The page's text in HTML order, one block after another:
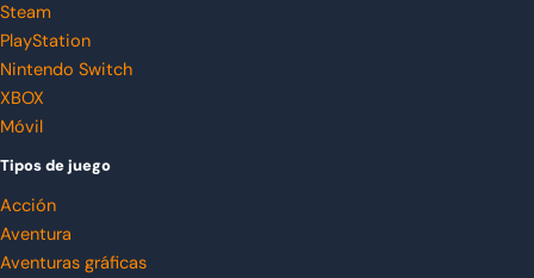
Steam
PlayStation
Nintendo Switch
XBOX
Móvil
Tipos de juego
Acción
Aventura
Aventuras gráficas